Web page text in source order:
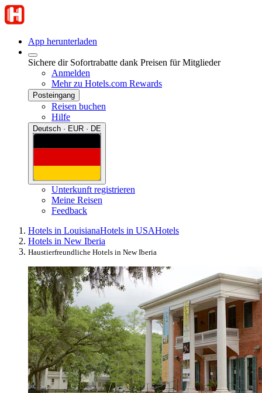
App herunterladen
Sichere dir Sofortrabatte dank Preisen für Mitglieder
Anmelden
Mehr zu Hotels.com Rewards
Posteingang
Reisen buchen
Hilfe
Deutsch · EUR · DE
Unterkunft registrieren
Meine Reisen
Feedback
Hotels in LouisianaHotels in USAHotels
Hotels in New Iberia
Haustierfreundliche Hotels in New Iberia